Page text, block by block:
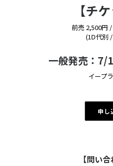
【チ
前売 2,500円
(1D代別
一般発売：7/
イープ
申し
【問い